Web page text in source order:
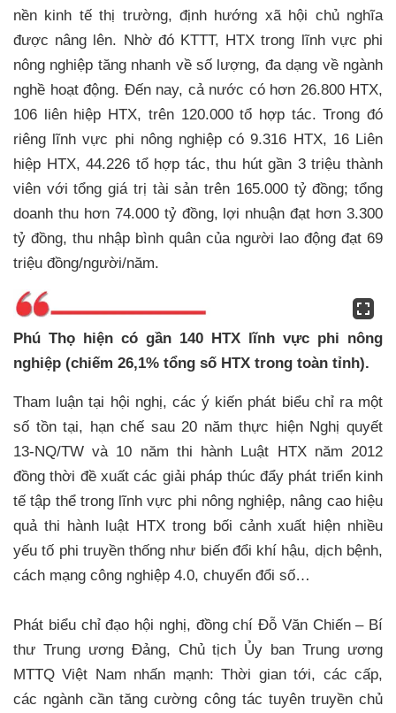
nền kinh tế thị trường, định hướng xã hội chủ nghĩa
được nâng lên. Nhờ đó KTTT, HTX trong lĩnh vực phi
nông nghiệp tăng nhanh về số lượng, đa dạng về ngành
nghề hoạt động. Đến nay, cả nước có hơn 26.800 HTX,
106 liên hiệp HTX, trên 120.000 tổ hợp tác. Trong đó
riêng lĩnh vực phi nông nghiệp có 9.316 HTX, 16 Liên
hiệp HTX, 44.226 tổ hợp tác, thu hút gần 3 triệu thành
viên với tổng giá trị tài sản trên 165.000 tỷ đồng; tổng
doanh thu hơn 74.000 tỷ đồng, lợi nhuận đạt hơn 3.300
tỷ đồng, thu nhập bình quân của người lao động đạt 69
triệu đồng/người/năm.
Phú Thọ hiện có gần 140 HTX lĩnh vực phi nông
nghiệp (chiếm 26,1% tổng số HTX trong toàn tỉnh).
Tham luận tại hội nghị, các ý kiến phát biểu chỉ ra một
số tồn tại, hạn chế sau 20 năm thực hiện Nghị quyết
13-NQ/TW và 10 năm thi hành Luật HTX năm 2012
đồng thời đề xuất các giải pháp thúc đẩy phát triển kinh
tế tập thể trong lĩnh vực phi nông nghiệp, nâng cao hiệu
quả thi hành luật HTX trong bối cảnh xuất hiện nhiều
yếu tố phi truyền thống như biến đổi khí hậu, dịch bệnh,
cách mạng công nghiệp 4.0, chuyển đổi số…
Phát biểu chỉ đạo hội nghị, đồng chí Đỗ Văn Chiến – Bí
thư Trung ương Đảng, Chủ tịch Ủy ban Trung ương
MTTQ Việt Nam nhấn mạnh: Thời gian tới, các cấp,
các ngành cần tăng cường công tác tuyên truyền chủ